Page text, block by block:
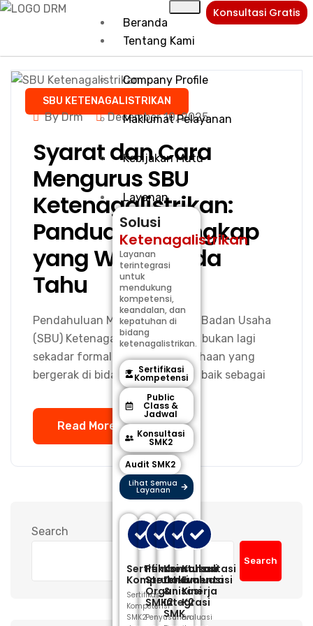
Beranda
Tentang Kami
Company Profile
Maklumat Pelayanan
Kebijakan Mutu
Layanan
Solusi
Ketenagalistrikan
Layanan
terintegrasi
untuk
mendukung
kompetensi,
keandalan, dan
kepatuhan di
bidang
ketenagalistrikan.
Sertifikasi
Kompetensi
Public
Class &
Jadwal
Konsultasi
SMK2
Audit SMK2
Lihat Semua
Layanan
Sertifikasi
Kompetensi
Sertifikasi
Kompetensi
SMK2
Pembentukan
Struktur
Organisasi
SMK2
Penyusunan
Konsultasi
Dokumentasi
&
Integrasi
SMK
Konsultasi
Evaluasi
Kinerja
K2
Evaluasi
Konsultasi Gratis
SBU KETENAGALISTRIKAN
By Drm December 10, 2025
Syarat dan Cara
Mengurus SBU
Ketenagalistrikan:
Panduan Terlengkap
yang Wajib Anda
Tahu
Pendahuluan Memiliki Sertifikat Badan Usaha
(SBU) Ketenagalistrikan saat ini bukan lagi
sekadar formalitas. Bagi perusahaan yang
bergerak di bidang kelistrikan — baik sebagai
Read More
Search
Search